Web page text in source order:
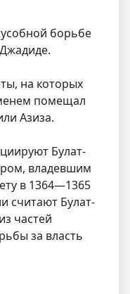
борьбе
на которых
помещал
Азиза.
Булат-
владевшим
в 1364—1365
считают Булат-
частей
за власть